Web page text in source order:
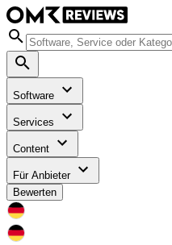
Software
Services
Content
Für Anbieter
Bewerten